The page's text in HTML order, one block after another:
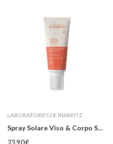
LABORATOIRES DE BIARRITZ
Spray Solare Viso & Corpo SPF 30 100 ml